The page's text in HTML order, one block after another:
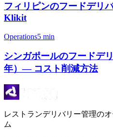
フィリピンのフードデリ
Klikit
Operations5 min
シンガポールのフードデ
年）— コスト削減方法
レストランデリバリー管理の
ム